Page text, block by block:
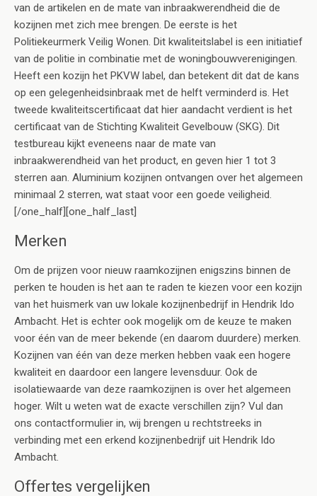
van de artikelen en de mate van inbraakwerendheid die de
kozijnen met zich mee brengen. De eerste is het
Politiekeurmerk Veilig Wonen. Dit kwaliteitslabel is een initiatief
van de politie in combinatie met de woningbouwverenigingen.
Heeft een kozijn het PKVW label, dan betekent dit dat de kans
op een gelegenheidsinbraak met de helft verminderd is. Het
tweede kwaliteitscertificaat dat hier aandacht verdient is het
certificaat van de Stichting Kwaliteit Gevelbouw (SKG). Dit
testbureau kijkt eveneens naar de mate van
inbraakwerendheid van het product, en geven hier 1 tot 3
sterren aan. Aluminium kozijnen ontvangen over het algemeen
minimaal 2 sterren, wat staat voor een goede veiligheid.
[/one_half][one_half_last]
Merken
Om de prijzen voor nieuw raamkozijnen enigszins binnen de
perken te houden is het aan te raden te kiezen voor een kozijn
van het huismerk van uw lokale kozijnenbedrijf in Hendrik Ido
Ambacht. Het is echter ook mogelijk om de keuze te maken
voor één van de meer bekende (en daarom duurdere) merken.
Kozijnen van één van deze merken hebben vaak een hogere
kwaliteit en daardoor een langere levensduur. Ook de
isolatiewaarde van deze raamkozijnen is over het algemeen
hoger. Wilt u weten wat de exacte verschillen zijn? Vul dan
ons contactformulier in, wij brengen u rechtstreeks in
verbinding met een erkend kozijnenbedrijf uit Hendrik Ido
Ambacht.
Offertes vergelijken